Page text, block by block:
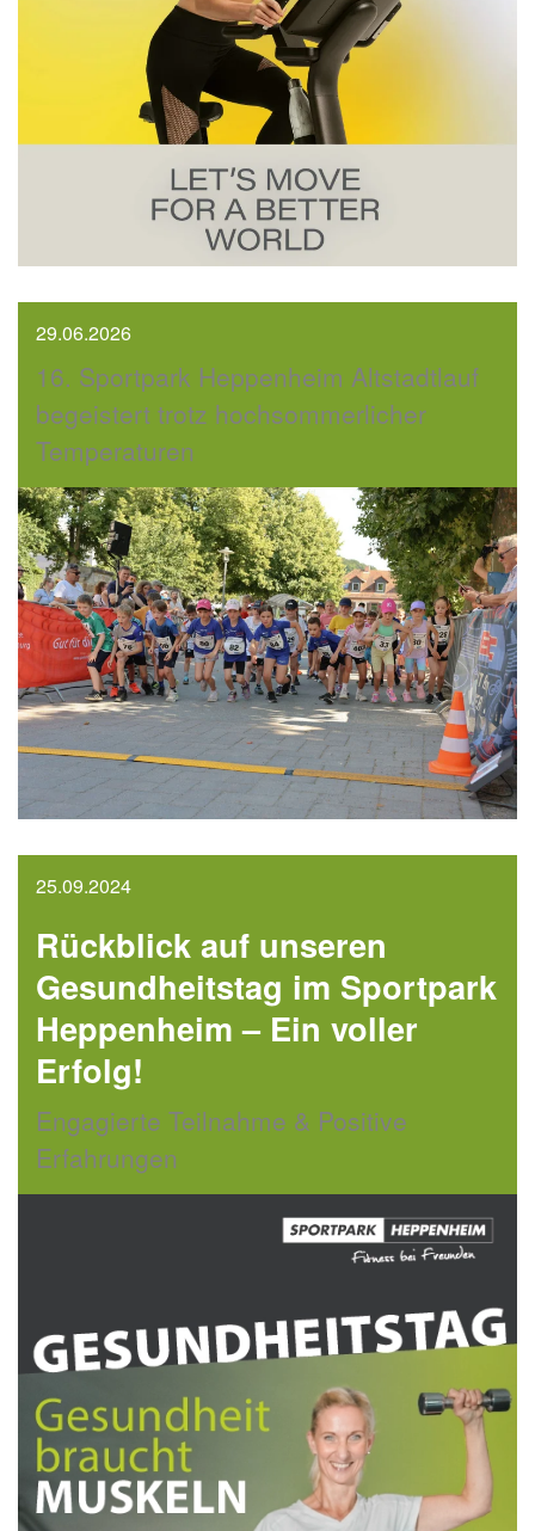
29.06.2026
16. Sportpark Heppenheim Altstadtlauf
begeistert trotz hochsommerlicher
Temperaturen
25.09.2024
Rückblick auf unseren
Gesundheitstag im Sportpark
Heppenheim – Ein voller
Erfolg!
Engagierte Teilnahme & Positive
Erfahrungen